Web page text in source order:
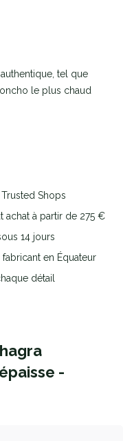
tel que
le plus chaud
Shops
achat à partir de 275 €
14 jours
en Équateur
détail
-